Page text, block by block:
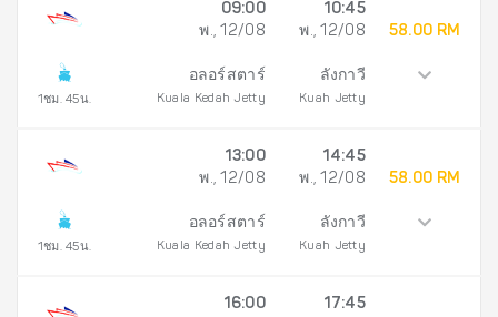
1ชม. 45น.
09:00
พ., 12/08
อลอร์สตาร์
Kuala Kedah Jetty
10:45
พ., 12/08
ลังกาวี
Kuah Jetty
58.00 RM
1ชม. 45น.
13:00
พ., 12/08
อลอร์สตาร์
Kuala Kedah Jetty
14:45
พ., 12/08
ลังกาวี
Kuah Jetty
58.00 RM
16:00
17:45